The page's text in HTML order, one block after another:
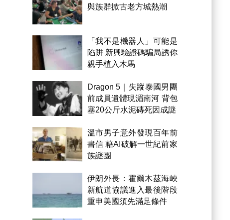
與族群掀古老方城熱潮
「我不是機器人」可能是
陷阱 新興驗證碼騙局誘你
親手植入木馬
Dragon 5｜失蹤泰國男團
前成員遺體現湄南河 背包
塞20公斤水泥磚死因成謎
溫市男子意外發現百年前
書信 藉AI破解一世紀前家
族謎團
伊朗外長：霍爾木茲海峽
新航道協議進入最後階段
重申美國須先滿足條件